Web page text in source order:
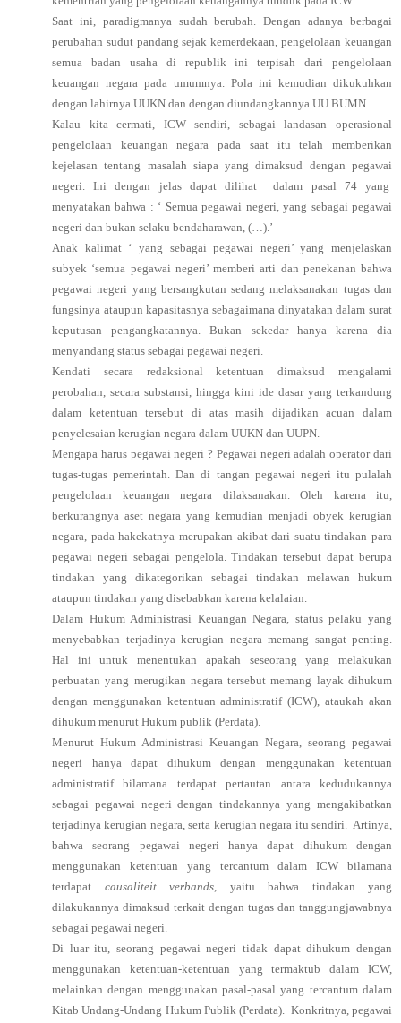
Saat ini, paradigmanya sudah berubah. Dengan adanya berbagai
perubahan sudut pandang sejak kemerdekaan, pengelolaan keuangan
semua badan usaha di republik ini terpisah dari pengelolaan
keuangan negara pada umumnya. Pola ini kemudian dikukuhkan
dengan lahirnya UUKN dan dengan diundangkannya UU BUMN.
Kalau kita cermati, ICW sendiri, sebagai landasan operasional
pengelolaan keuangan negara pada saat itu telah memberikan
kejelasan tentang masalah siapa yang dimaksud dengan pegawai
negeri. Ini dengan jelas dapat dilihat dalam pasal 74 yang
menyatakan bahwa : ‘ Semua pegawai negeri, yang sebagai pegawai
negeri dan bukan selaku bendaharawan, (…).’
Anak kalimat ‘ yang sebagai pegawai negeri’ yang menjelaskan
subyek ‘semua pegawai negeri’ memberi arti dan penekanan bahwa
pegawai negeri yang bersangkutan sedang melaksanakan tugas dan
fungsinya ataupun kapasitasnya sebagaimana dinyatakan dalam surat
keputusan pengangkatannya. Bukan sekedar hanya karena dia
menyandang status sebagai pegawai negeri.
Kendati secara redaksional ketentuan dimaksud mengalami
perobahan, secara substansi, hingga kini ide dasar yang terkandung
dalam ketentuan tersebut di atas masih dijadikan acuan dalam
penyelesaian kerugian negara dalam UUKN dan UUPN.
Mengapa harus pegawai negeri ? Pegawai negeri adalah operator dari
tugas-tugas pemerintah. Dan di tangan pegawai negeri itu pulalah
pengelolaan keuangan negara dilaksanakan. Oleh karena itu,
berkurangnya aset negara yang kemudian menjadi obyek kerugian
negara, pada hakekatnya merupakan akibat dari suatu tindakan para
pegawai negeri sebagai pengelola. Tindakan tersebut dapat berupa
tindakan yang dikategorikan sebagai tindakan melawan hukum
ataupun tindakan yang disebabkan karena kelalaian.
Dalam Hukum Administrasi Keuangan Negara, status pelaku yang
menyebabkan terjadinya kerugian negara memang sangat penting.
Hal ini untuk menentukan apakah seseorang yang melakukan
perbuatan yang merugikan negara tersebut memang layak dihukum
dengan menggunakan ketentuan administratif (ICW), ataukah akan
dihukum menurut Hukum publik (Perdata).
Menurut Hukum Administrasi Keuangan Negara, seorang pegawai
negeri hanya dapat dihukum dengan menggunakan ketentuan
administratif bilamana terdapat pertautan antara kedudukannya
sebagai pegawai negeri dengan tindakannya yang mengakibatkan
terjadinya kerugian negara, serta kerugian negara itu sendiri. Artinya,
bahwa seorang pegawai negeri hanya dapat dihukum dengan
menggunakan ketentuan yang tercantum dalam ICW bilamana
terdapat causaliteit verbands, yaitu bahwa tindakan yang
dilakukannya dimaksud terkait dengan tugas dan tanggungjawabnya
sebagai pegawai negeri.
Di luar itu, seorang pegawai negeri tidak dapat dihukum dengan
menggunakan ketentuan-ketentuan yang termaktub dalam ICW,
melainkan dengan menggunakan pasal-pasal yang tercantum dalam
Kitab Undang-Undang Hukum Publik (Perdata). Konkritnya, pegawai